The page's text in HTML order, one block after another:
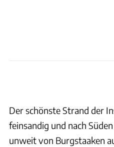
Der schönste Strand der
feinsandig und nach
unweit von Burgstaaken